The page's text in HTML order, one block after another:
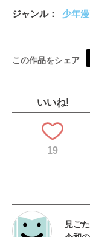
ジャンル 少年
この作品をシェア
いいね!
19
見ご